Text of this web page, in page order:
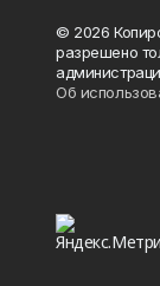
© 2026
разрешено
Об